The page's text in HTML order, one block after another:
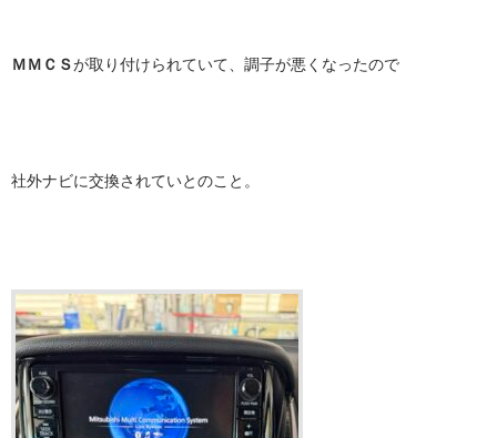
ＭＭＣＳが取り付けられていて、調子が悪くなったので
社外ナビに交換されていとのこと。